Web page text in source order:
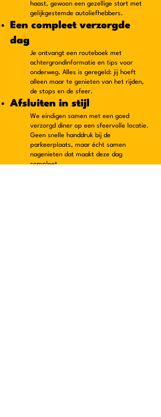
haast, gewoon een gezellige start met
gelijkgestemde autoliefhebbers.
Een compleet verzorgde
dag
Je ontvangt een routeboek met
achtergrondinformatie en tips voor
onderweg. Alles is geregeld: jij hoeft
alleen maar te genieten van het rijden,
de stops en de sfeer.
Afsluiten in stijl
We eindigen samen met een goed
verzorgd diner op een sfeervolle locatie.
Geen snelle handdruk bij de
parkeerplaats, maar écht samen
nagenieten dat maakt deze dag
compleet.